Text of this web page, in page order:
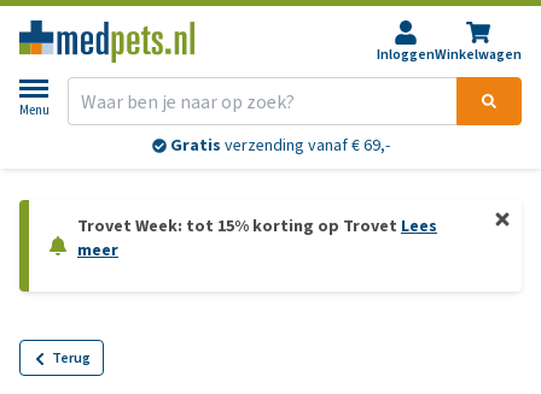
InloggenWinkelwagen
Menu
Gratis verzending vanaf € 69,-
Trovet Week: tot 15% korting op Trovet Lees
meer
Terug